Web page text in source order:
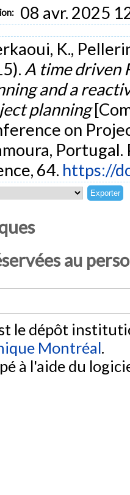
08 avr. 2025
K.,
A time driven
and a
planning
on
Portugal.
64. https://
au
le dépôt
Montréal.
à l'aide du